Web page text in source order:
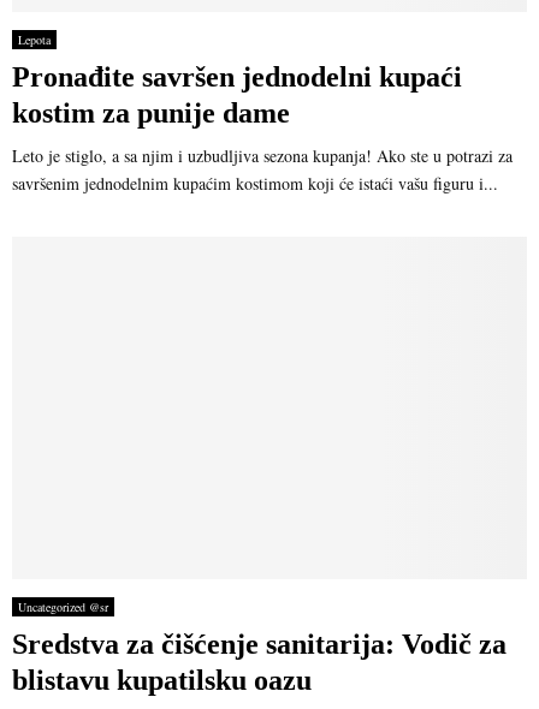
Lepota
Pronađite savršen jednodelni kupaći
kostim za punije dame
Leto je stiglo, a sa njim i uzbudljiva sezona kupanja! Ako ste u potrazi za
savršenim jednodelnim kupaćim kostimom koji će istaći vašu figuru i...
Uncategorized @sr
Sredstva za čišćenje sanitarija: Vodič za
blistavu kupatilsku oazu